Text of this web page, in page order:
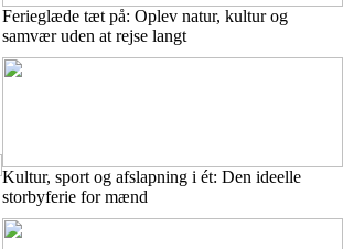
Ferieglæde tæt på: Oplev natur, kultur og
samvær uden at rejse langt
Kultur, sport og afslapning i ét: Den ideelle
storbyferie for mænd